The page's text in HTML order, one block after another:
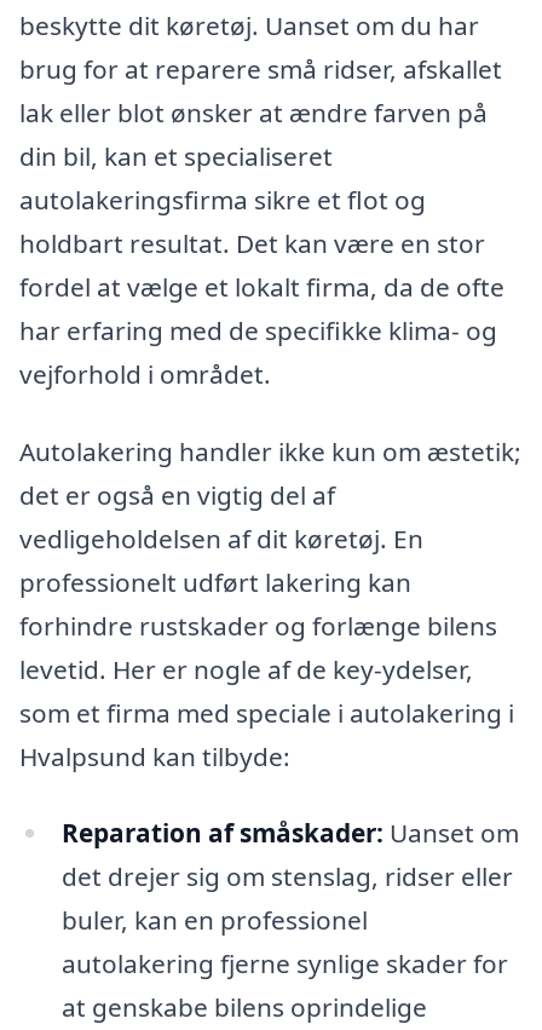
beskytte dit køretøj. Uanset om du har
brug for at reparere små ridser, afskallet
lak eller blot ønsker at ændre farven på
din bil, kan et specialiseret
autolakeringsfirma sikre et flot og
holdbart resultat. Det kan være en stor
fordel at vælge et lokalt firma, da de ofte
har erfaring med de specifikke klima- og
vejforhold i området.
Autolakering handler ikke kun om æstetik;
det er også en vigtig del af
vedligeholdelsen af dit køretøj. En
professionelt udført lakering kan
forhindre rustskader og forlænge bilens
levetid. Her er nogle af de key-ydelser,
som et firma med speciale i autolakering i
Hvalpsund kan tilbyde:
Reparation af småskader: Uanset om
det drejer sig om stenslag, ridser eller
buler, kan en professionel
autolakering fjerne synlige skader for
at genskabe bilens oprindelige